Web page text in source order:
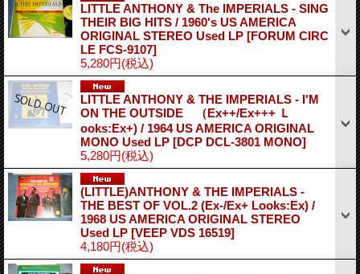
LITTLE ANTHONY & The IMPERIALS - SING
THEIR BIG HITS / 1960's US AMERICA
ORIGINAL STEREO Used LP [FORUM CIRC
LE FCS-9107]
5,280円(税込)
LITTLE ANTHONY & THE IMPERIALS - I'M
ON THE OUTSIDE （Ex++/Ex+++ Ｌ
ooks:Ex+) / 1964 US AMERICA ORIGINAL
MONO Used LP [DCP DCL-3801 MONO]
5,280円(税込)
(LITTLE)ANTHONY & THE IMPERIALS -
THE BEST OF VOL.2 (Ex-/Ex+ Looks:Ex) /
1968 US AMERICA ORIGINAL STEREO
Used LP [VEEP VDS 16519]
4,180円(税込)